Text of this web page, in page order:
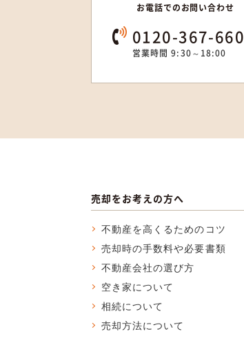
お電話でのお問い合わせ
0120-367-660
営業時間 9:30～18:00
売却をお考えの方へ
不動産を高くるためのコツ
売却時の手数料や必要書類
不動産会社の選び方
空き家について
相続について
売却方法について